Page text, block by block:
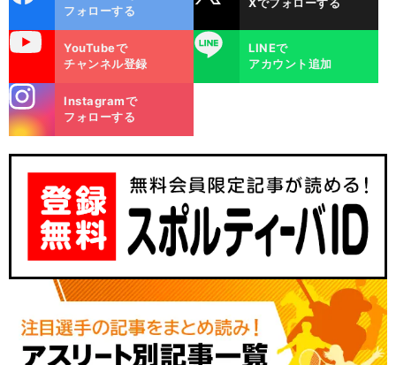
ok
フォローする
YouTubeで
チャンネル登録
LINE
LINEで
アカウント追加
m
Instagramで
フォローする